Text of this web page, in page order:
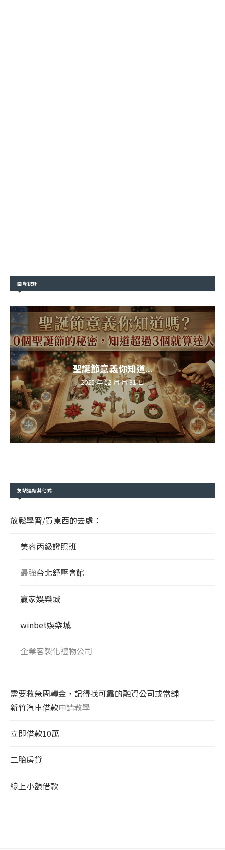
國際視野
聖誕節意義你知道...
2025 年 12 月 月 31 日
友站連結其他式
放鬆學習/買東西的去處：
美容丙級證照班
最強台北舒壓會館
贏家娛樂城
winbet娛樂城
企業客製化禮物公司
需要救急周轉金，記得找可靠的融資公司或當舖
新竹汽車借款申請教學
立即借款10萬
二胎房貸
線上小額借款